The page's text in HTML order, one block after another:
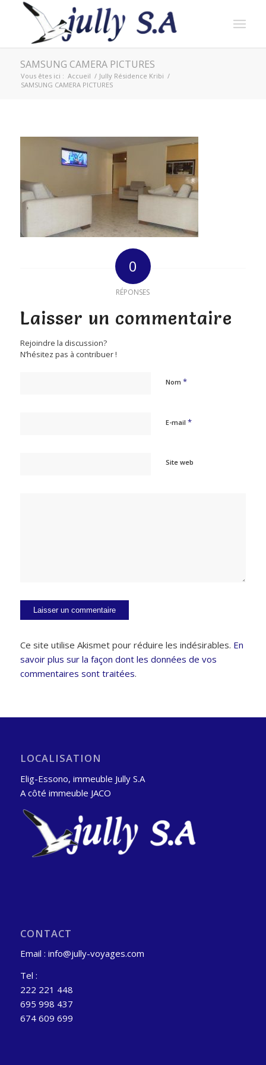
SAMSUNG CAMERA PICTURES
Vous êtes ici : Accueil / Jully Résidence Kribi /
SAMSUNG CAMERA PICTURES
0
RÉPONSES
Laisser un commentaire
Rejoindre la discussion?
N’hésitez pas à contribuer !
Nom *
E-mail *
Site web
Ce site utilise Akismet pour réduire les indésirables. En
savoir plus sur la façon dont les données de vos
commentaires sont traitées.
LOCALISATION
Elig-Essono, immeuble Jully S.A
A côté immeuble JACO
CONTACT
Email : info@jully-voyages.com
Tel :
222 221 448
695 998 437
674 609 699